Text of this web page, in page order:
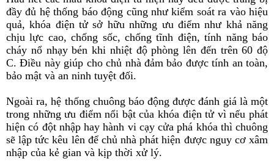
đầy đủ hệ thống báo động cũng như kiểm soát ra vào hiệu
quả, khóa điện tử sở hữu những ưu điểm như khả năng
chịu lực cao, chống sốc, chống tĩnh điện, tính năng báo
cháy nổ nhạy bén khi nhiệt độ phòng lên đến trên 60 độ
C. Điều này giúp cho chủ nhà đảm bảo được tính an toàn,
bảo mật và an ninh tuyệt đối.
Ngoài ra, hệ thống chuông báo động được đánh giá là một
trong những ưu điểm nổi bật của khóa điện tử vì nếu phát
hiện có đột nhập hay hành vi cạy cửa phá khóa thì chuông
sẽ lập tức kêu lên để chủ nhà phát hiện được nguy cơ xâm
nhập của kẻ gian và kịp thời xử lý.